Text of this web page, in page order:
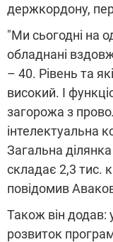
держкордону,
"Ми сьогодні на
обладнані
– 40. Рівень та
високий. І
загорожа з
інтелектуальна
Загальна
складає 2,3 тис.
повідомив
Також він додав:
розвиток